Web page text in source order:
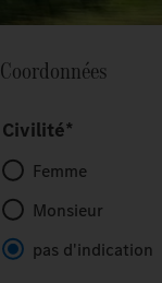
Coordonnées
Civilité*
Femme
Monsieur
pas d'indication